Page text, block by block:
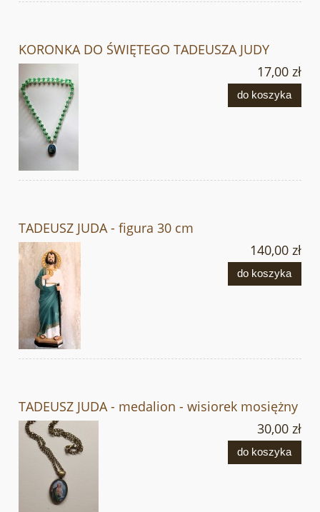
KORONKA DO ŚWIĘTEGO TADEUSZA JUDY
17,00 zł
do koszyka
TADEUSZ JUDA - figura 30 cm
140,00 zł
do koszyka
TADEUSZ JUDA - medalion - wisiorek mosiężny
30,00 zł
do koszyka